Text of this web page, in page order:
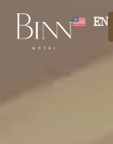
EN